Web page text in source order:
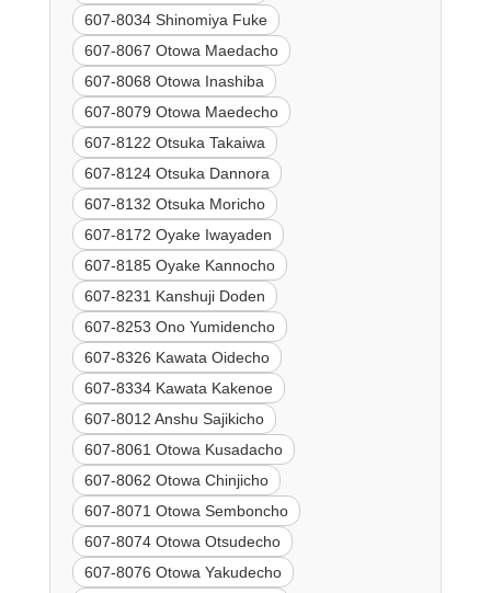
607-8034 Shinomiya Fuke
607-8067 Otowa Maedacho
607-8068 Otowa Inashiba
607-8079 Otowa Maedecho
607-8122 Otsuka Takaiwa
607-8124 Otsuka Dannora
607-8132 Otsuka Moricho
607-8172 Oyake Iwayaden
607-8185 Oyake Kannocho
607-8231 Kanshuji Doden
607-8253 Ono Yumidencho
607-8326 Kawata Oidecho
607-8334 Kawata Kakenoe
607-8012 Anshu Sajikicho
607-8061 Otowa Kusadacho
607-8062 Otowa Chinjicho
607-8071 Otowa Semboncho
607-8074 Otowa Otsudecho
607-8076 Otowa Yakudecho